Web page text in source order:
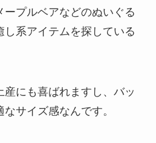
ープルベアなどのぬいぐる
系アイテムを探している
にも喜ばれますし、バッ
サイズ感なんです。